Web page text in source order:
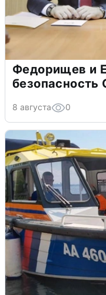
Федорищев и
безопасность
8 августа 0